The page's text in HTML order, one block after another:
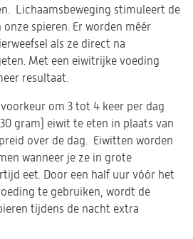
Lichaamsbeweging stimuleert de
spieren. Er worden méér
als ze direct na
Met een eiwitrijke voeding
resultaat.
om 3 tot 4 keer per dag
gram) eiwit te eten in plaats van
over de dag. Eiwitten worden
wanneer je ze in grote
eet. Door een half uur vóór het
te gebruiken, wordt de
tijdens de nacht extra